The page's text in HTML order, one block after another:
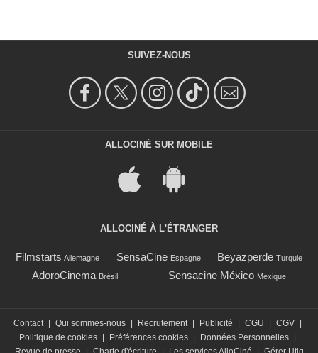
SUIVEZ-NOUS
ALLOCINÉ SUR MOBILE
ALLOCINÉ À L'ÉTRANGER
Filmstarts Allemagne SensaCine Espagne Beyazperde Turquie
AdoroCinema Brésil Sensacine México Mexique
Contact Qui sommes-nous Recrutement Publicité CGU CGV
Politique de cookies
Préférences cookies Données Personnelles